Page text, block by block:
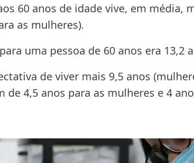
60 anos de idade vive, em média,
as mulheres).
uma pessoa de 60 anos era 13,2
de viver mais 9,5 anos
de 4,5 anos para as mulheres e 4